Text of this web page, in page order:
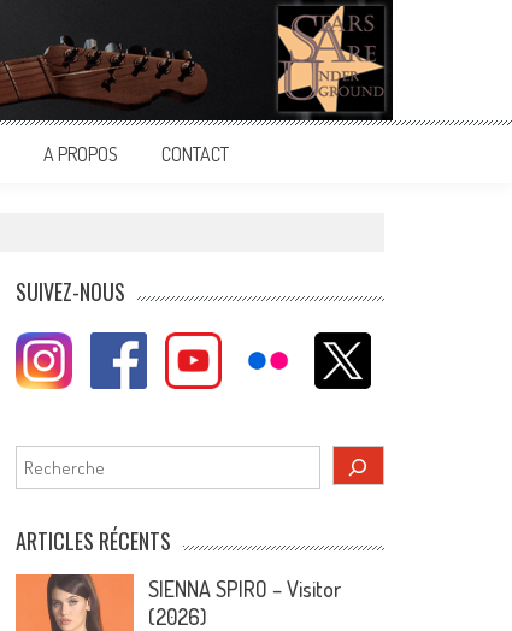
A PROPOS CONTACT
SUIVEZ-NOUS
Rechercher
ARTICLES RÉCENTS
SIENNA SPIRO – Visitor
(2026)